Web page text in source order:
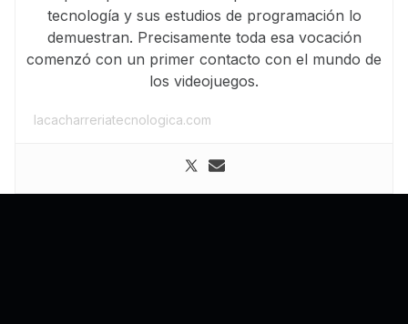
tecnología y sus estudios de programación lo
demuestran. Precisamente toda esa vocación
comenzó con un primer contacto con el mundo de
los videojuegos.
lacacharreriatecnologica.com